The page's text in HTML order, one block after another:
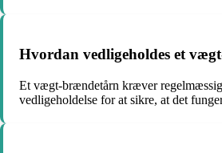
Hvordan vedligeholdes et
Et vægt-brændetårn kræver
vedligeholdelse for at sikre, at det